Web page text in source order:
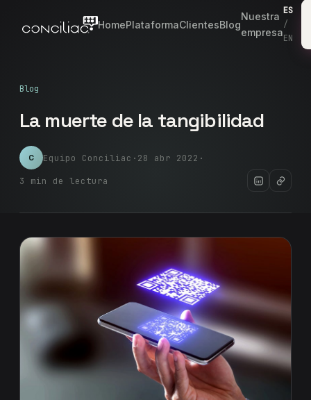
HomePlataformaClientesBlog
Nuestra
empresa
ES
/
EN
Blog
La muerte de la tangibilidad
C Equipo Conciliac · 28 abr 2022 ·
3 min de lectura